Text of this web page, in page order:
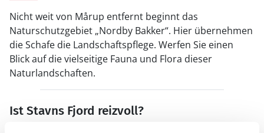
Nicht weit von Mårup entfernt beginnt das
Naturschutzgebiet „Nordby Bakker“. Hier übernehmen
die Schafe die Landschaftspflege. Werfen Sie einen
Blick auf die vielseitige Fauna und Flora dieser
Naturlandschaften.
Ist Stavns Fjord reizvoll?